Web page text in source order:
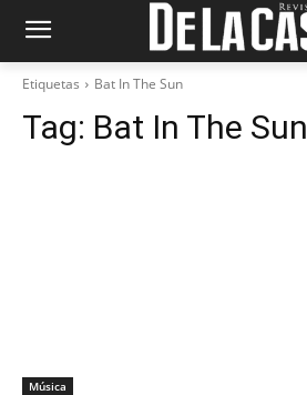
Etiquetas Bat In The Sun
Tag: Bat In The Sun
Música